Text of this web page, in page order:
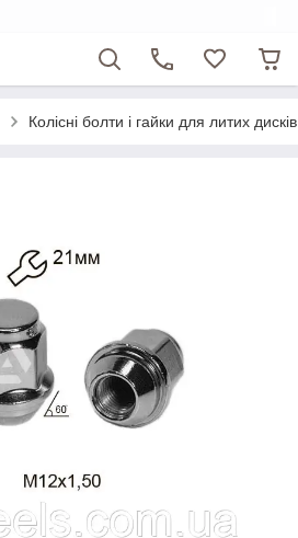
Колісні болти і гайки для литих